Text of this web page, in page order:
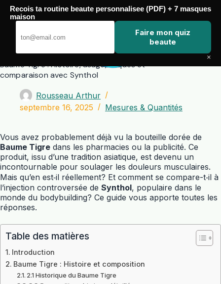
Passer
contenu
Baume Tigre : Histoire, usage, risques et
comparaison avec Synthol
Rousseau Arthur
septembre 16, 2025
Mesures & Quantités
Vous avez probablement déjà vu la bouteille dorée de
Baume Tigre dans les pharmacies ou la publicité. Ce
produit, issu d’une tradition asiatique, est devenu un
incontournable pour soulager les douleurs musculaires.
Mais qu’en est‑il réellement? Et comment se compare-t‑il à
l’injection controversée de Synthol, populaire dans le
monde du bodybuilding? Ce guide vous apporte toutes les
réponses.
Table des matières
Introduction
Baume Tigre : Histoire et composition
2.1 Historique du Baume Tigre
Recois ta routine beaute personnalisee (PDF) + 7 masques
maison
Faire mon quiz
beaute
×